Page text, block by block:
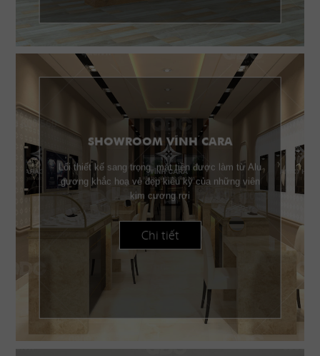
SHOWROOM VĨNH CARA
Lối thiết kế sang trọng, mặt tiền được làm từ Alu
gương khắc hoạ vẻ đẹp kiêu kỳ của những viên
kim cương rơi
Chi tiết